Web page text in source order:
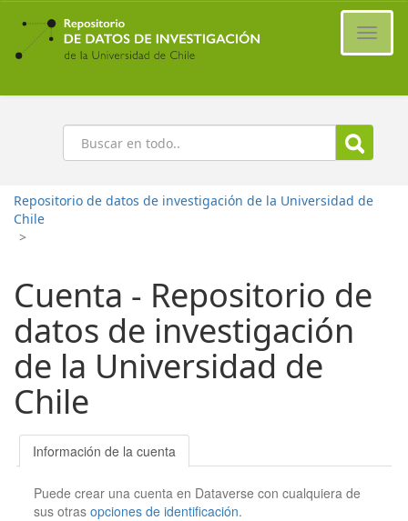
Ir
contenido
principal
Buscar
Repositorio de datos de investigación de la Universidad de
Chile
>
Cuenta - Repositorio de
datos de investigación
de la Universidad de
Chile
Información de la cuenta
Puede crear una cuenta en Dataverse con cualquiera de
sus otrasopciones de identificación.